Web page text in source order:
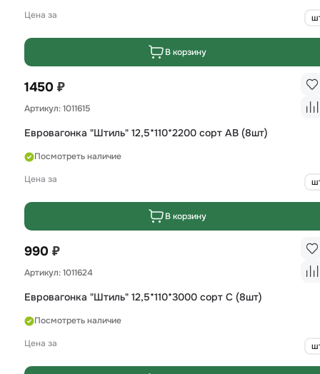
Цена за
В корзину
1450 ₽
Артикул: 1011615
Евровагонка "Штиль" 12,5*110*2200 сорт AB (8шт)
Посмотреть наличие
Цена за
В корзину
990 ₽
Артикул: 1011624
Евровагонка "Штиль" 12,5*110*3000 сорт С (8шт)
Посмотреть наличие
Цена за